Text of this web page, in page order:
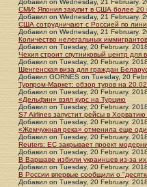
Добавил on Wednesday, 21 February.
СМИ: Япония закупит в США более 20
Добавил on Wednesday, 21 February.
США сотрудничают с Россией по
Добавил on Wednesday, 21 February.
Количество нелегальных
Добавил on Tuesday, 20 February. 2018
Чехия строит спутниковый центр
Добавил on Tuesday, 20 February. 2018
Шенгенская виза для граждан
Добавил GORNES on Tuesday, 20
Турпром-Маркет: обзор туров на 20.02
Добавил on Tuesday, 20 February.
«Дельфин» взял курс на Турцию
Добавил on Tuesday, 20 February. 2018
S7 Airlines запустит рейсы в
Добавил on Tuesday, 20 February. 2018
«Жемчужная река» отменила еще
Добавил on Tuesday, 20 February. 2018
Reuters: ЕС закрывает проект
Добавил on Tuesday, 20 February. 2018
В Варшаве избили украинцев из-за
Добавил on Tuesday, 20 February.
В России впервые сообщили о
Добавил on Tuesday, 20 February.